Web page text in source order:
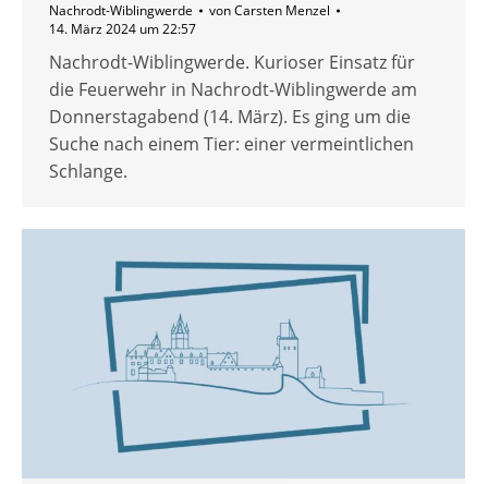
Nachrodt-Wiblingwerde vonCarsten Menzel
14. März 2024 um 22:57
Nachrodt-Wiblingwerde. Kurioser Einsatz für
die Feuerwehr in Nachrodt-Wiblingwerde am
Donnerstagabend (14. März). Es ging um die
Suche nach einem Tier: einer vermeintlichen
Schlange.